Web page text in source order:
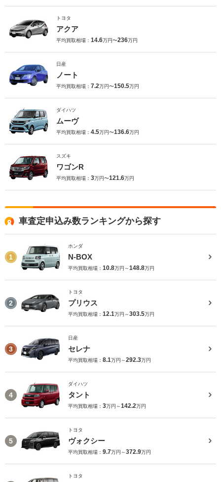
トヨタ
アクア
平均買取相場： 14.6万円〜236万円
日産
ノート
平均買取相場： 7.2万円〜150.5万円
ダイハツ
ムーヴ
平均買取相場： 4.5万円〜136.6万円
スズキ
ワゴンR
平均買取相場： 3万円〜121.6万円
車査定申込み数ランキングから探す
1
ホンダ
N-BOX
平均買取相場： 10.8万円～148.8万円
2
トヨタ
プリウス
平均買取相場： 12.1万円～303.5万円
3
日産
セレナ
平均買取相場： 8.1万円～292.3万円
4
ダイハツ
タント
平均買取相場： 3万円～142.2万円
5
トヨタ
ヴォクシー
平均買取相場： 9.7万円～372.9万円
トヨタ